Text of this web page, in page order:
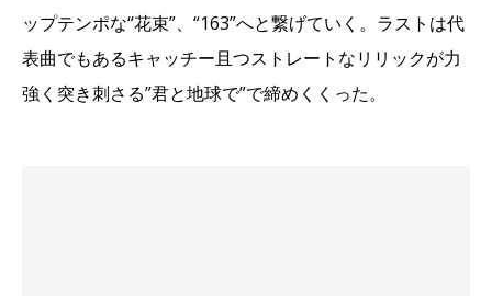
ップテンポな“花束”、“163”へと繋げていく。ラストは代
表曲でもあるキャッチー且つストレートなリリックが力
強く突き刺さる”君と地球で”で締めくくった。